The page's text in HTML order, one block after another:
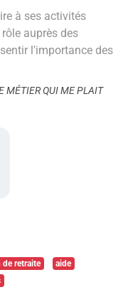
à ses activités
auprès des
l'importance des
QUI ME PLAIT
de retraite
aide